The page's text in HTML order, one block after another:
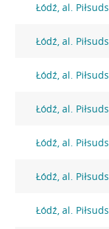
Łódź, al.
Łódź, al.
Łódź, al.
Łódź, al.
Łódź, al.
Łódź, al.
Łódź, al.